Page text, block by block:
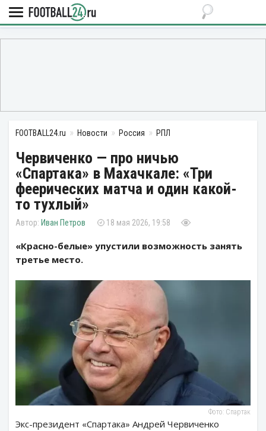
FOOTBALL24.ru Новости Россия РПЛ
Червиченко — про ничью
«Спартака» в Махачкале: «Три
феерических матча и один какой-
то тухлый»
Иван Петров 18 мая 2026, 19:58
«Красно-белые» упустили возможность занять
третье место.
Фото: Спартак
Экс-президент «Спартака» Андрей Червиченко